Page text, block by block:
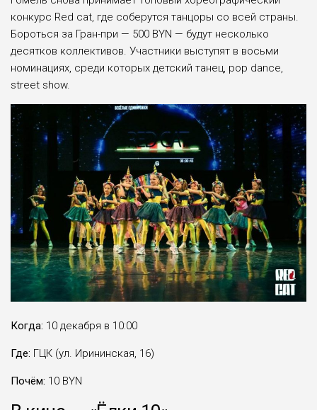
конкурс Red cat, где соберутся танцоры со всей страны.
Бороться за Гран-при — 500 BYN — будут несколько
десятков коллективов. Участники выступят в восьми
номинациях, среди которых детский танец, pop dance,
street show.
Когда: 10 декабря в 10:00
Где: ГЦК (ул. Ирининская, 16)
Почём: 10 BYN